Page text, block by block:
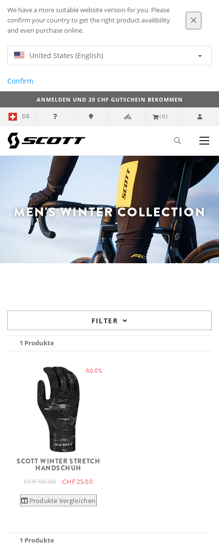
We have a more suitable website version for you. Please
confirm your country to get the right product availibility
and even purchase online.
United States (English)
Confirm
ANMELDEN UND 20 CHF GUTSCHEIN BEKOMMEN
DE (0)
MEN'S WINTER COLLECTION
FILTER
1 Produkte
-50.0%
SCOTT WINTER STRETCH
HANDSCHUH
CHF 50.00 CHF 25.00
Produkte Vergleichen
1 Produkte